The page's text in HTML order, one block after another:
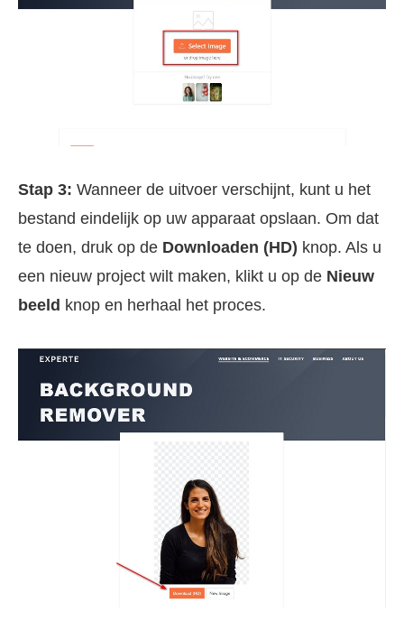
Stap 3: Wanneer de uitvoer verschijnt, kunt u het
bestand eindelijk op uw apparaat opslaan. Om dat
te doen, druk op de Downloaden (HD) knop. Als u
een nieuw project wilt maken, klikt u op de Nieuw
beeld knop en herhaal het proces.